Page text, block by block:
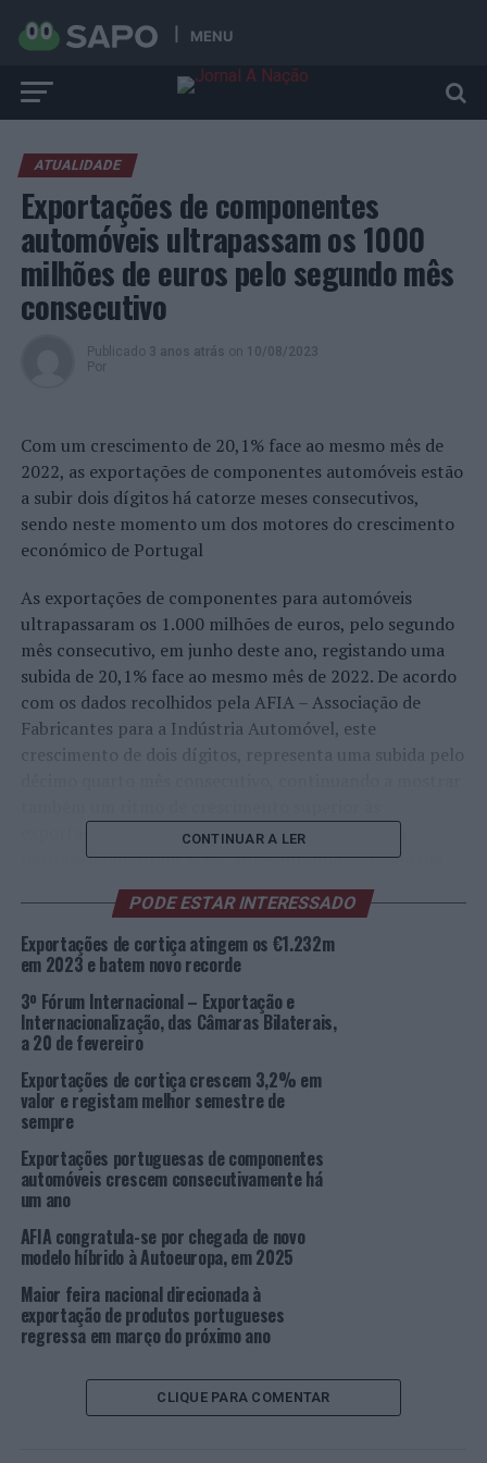
MENU
ATUALIDADE
Exportações de componentes
automóveis ultrapassam os 1000
milhões de euros pelo segundo mês
consecutivo
Publicado 3 anos atrás on 10/08/2023
Por
Com um crescimento de 20,1% face ao mesmo mês de
2022, as exportações de componentes automóveis estão
a subir dois dígitos há catorze meses consecutivos,
sendo neste momento um dos motores do crescimento
económico de Portugal
As exportações de componentes para automóveis
ultrapassaram os 1.000 milhões de euros, pelo segundo
mês consecutivo, em junho deste ano, registando uma
subida de 20,1% face ao mesmo mês de 2022. De acordo
com os dados recolhidos pela AFIA – Associação de
Fabricantes para a Indústria Automóvel, este
crescimento de dois dígitos, representa uma subida pelo
exportações nacionais de bens, que neste mesmo
período diminuíram 3,4%, apresentando-se como um
dos motores do crescimento económico de Portugal.
Comparando os valores das exportações de
componentes automóveis no segundo trimestre de 2023
também, observar um aumento de 21,9%, rondando os
3000 milhões de euros. Assim, no que se refere ao
automóveis ultrapassaram os 6000 milhões de euros, o
que se traduz num acréscimo de 21,2% face ao primeiro
Importante realçar que, em 2023, 70% das exportações
pertencer a 5 países principais – Espanha, Alemanha,
França e Eslováquia e, agora também o Reino Unido,
substituindo os Estados Unidos da América neste
Espanha lidera a listagem de países, continuando a ser o
Portugal, com vendas de 1714 milhões de euros. Segue-
se a Alemanha com 1332 milhões de euros, na terceira
CONTINUAR A LER
PODE ESTAR INTERESSADO
Exportações de cortiça atingem os €1.232m
em 2023 e batem novo recorde
3º Fórum Internacional – Exportação e
Internacionalização, das Câmaras Bilaterais,
a 20 de fevereiro
Exportações de cortiça crescem 3,2% em
valor e registam melhor semestre de
sempre
Exportações portuguesas de componentes
automóveis crescem consecutivamente há
um ano
AFIA congratula-se por chegada de novo
modelo híbrido à Autoeuropa, em 2025
Maior feira nacional direcionada à
exportação de produtos portugueses
regressa em março do próximo ano
CLIQUE PARA COMENTAR